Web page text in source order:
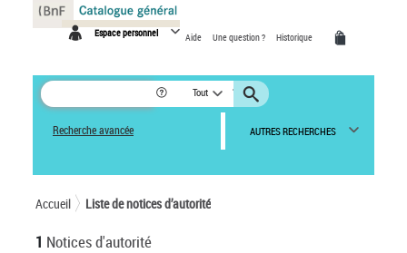
Espace personnel Aide Une question ? Historique
Tout
Recherche avancée AUTRES RECHERCHES
Accueil Liste de notices d’autorité
1 Notices d'autorité
Panneau de gestion des cookies